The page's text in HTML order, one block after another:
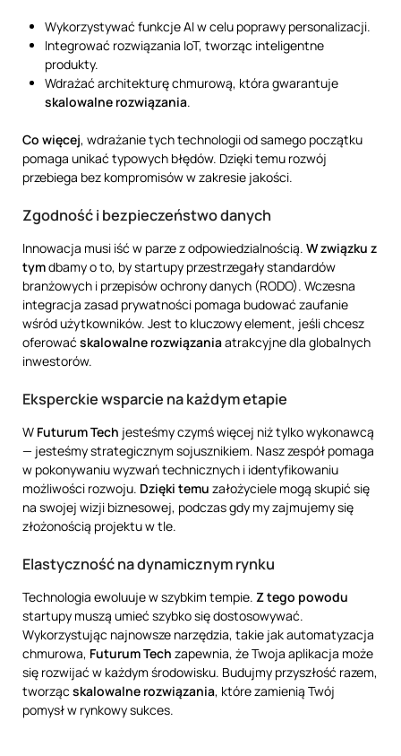
Wykorzystywać funkcje AI w celu poprawy personalizacji.
Integrować rozwiązania IoT, tworząc inteligentne
produkty.
Wdrażać architekturę chmurową, która gwarantuje
skalowalne rozwiązania.
Co więcej, wdrażanie tych technologii od samego początku
pomaga unikać typowych błędów. Dzięki temu rozwój
przebiega bez kompromisów w zakresie jakości.
Zgodność i bezpieczeństwo danych
Innowacja musi iść w parze z odpowiedzialnością. W związku z
tymdbamy o to, by startupy przestrzegały standardów
branżowych i przepisów ochrony danych (RODO). Wczesna
integracja zasad prywatności pomaga budować zaufanie
wśród użytkowników. Jest to kluczowy element, jeśli chcesz
oferować skalowalne rozwiązaniaatrakcyjne dla globalnych
inwestorów.
Eksperckie wsparcie na każdym etapie
W Futurum Tech jesteśmy czymś więcej niż tylko wykonawcą
— jesteśmy strategicznym sojusznikiem. Nasz zespół pomaga
w pokonywaniu wyzwań technicznych i identyfikowaniu
możliwości rozwoju. Dzięki temu założyciele mogą skupić się
na swojej wizji biznesowej, podczas gdy my zajmujemy się
złożonością projektu w tle.
Elastyczność na dynamicznym rynku
Technologia ewoluuje w szybkim tempie. Z tego powodu
startupy muszą umieć szybko się dostosowywać.
Wykorzystując najnowsze narzędzia, takie jak automatyzacja
chmurowa, Futurum Tech zapewnia, że Twoja aplikacja może
się rozwijać w każdym środowisku. Budujmy przyszłość razem,
tworząc skalowalne rozwiązania, które zamienią Twój
pomysł w rynkowy sukces.